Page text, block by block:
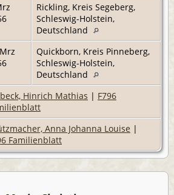
Rickling, Kreis Segeberg,
Schleswig-Holstein,
Deutschland
Quickborn, Kreis Pinneberg,
Schleswig-Holstein,
Deutschland
Hinrich Mathias | F796
Anna Johanna Louise |
Familienblatt